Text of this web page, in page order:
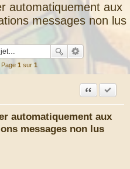
automatiquement aux
messages non lus
1 sur 1
automatiquement aux
messages non lus
Citation